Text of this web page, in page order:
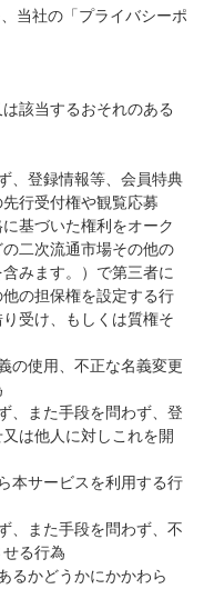
当社の「プライバシーポ
該当するおそれのある
、登録情報等、会員特典
行受付権や観覧応募
基づいた権利をオーク
二次流通市場その他の
みます。）で第三者に
の担保権を設定する行
受け、もしくは質権そ
の使用、不正な名義変更
、また手段を問わず、登
は他人に対しこれを開
本サービスを利用する行
、また手段を問わず、不
る行為
るかどうかにかかわら